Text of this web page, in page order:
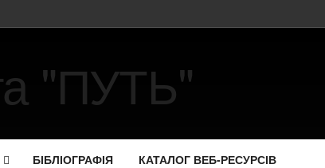
БІБЛІОГРАФІЯ КАТАЛОГ ВЕБ-РЕСУРСІВ